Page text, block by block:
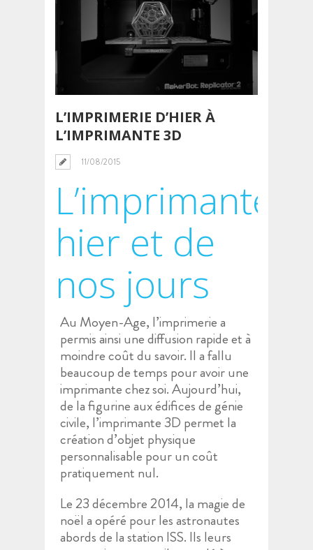
L’IMPRIMERIE D’HIER À
L’IMPRIMANTE 3D
11/08/2015
L’imprimante
hier et de
nos jours
Au Moyen-Age, l’imprimerie a
permis ainsi une diffusion rapide et à
moindre coût du savoir. Il a fallu
beaucoup de temps pour avoir une
imprimante chez soi. Aujourd’hui,
de la figurine aux édifices de génie
civile, l’imprimante 3D permet la
création d’objet physique
personnalisable pour un coût
pratiquement nul.
Le 23 décembre 2014, la magie de
noël a opéré pour les astronautes
abords de la station ISS. Ils leurs